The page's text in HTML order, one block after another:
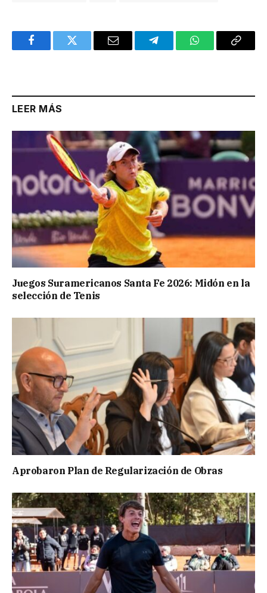
FacebookTwitter Email TelegramWhatsAppCopy
LEER MÁS
Juegos Suramericanos Santa Fe 2026: Midón en la
selección de Tenis
Aprobaron Plan de Regularización de Obras